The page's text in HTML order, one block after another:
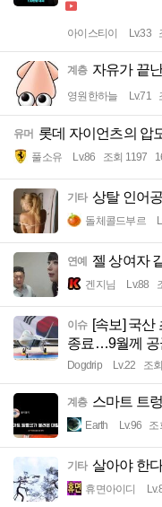
아이스티이 Lv.33
계층 자유가 끝
영원한하늘 Lv.71
유머 롯데 자이언츠의 압
풀소유 Lv.86 조회 1197
기타 상탈 인어
돌체콜드부르
연예 젤 상여자
겐지님 Lv.88
이슈 [속보] 국산
종료…9월께 공
Dogdrip Lv.22 조
계층 스마트 트
Earth Lv.96 조
기타 살아야 한
휴면아이디